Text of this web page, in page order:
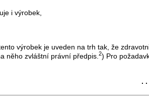
i výrobek,
výrobek je uveden na trh tak, že
něho zvláštní právní předpis. 2) Pro
. .